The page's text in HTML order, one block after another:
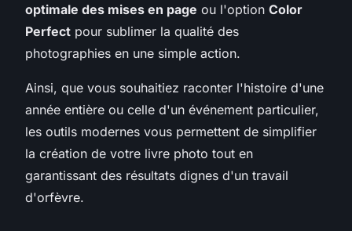
optimale des mises en page ou l'option Color
Perfect pour sublimer la qualité des
photographies en une simple action.
Ainsi, que vous souhaitiez raconter l'histoire d'une
année entière ou celle d'un événement particulier,
les outils modernes vous permettent de simplifier
la création de votre livre photo tout en
garantissant des résultats dignes d'un travail
d'orfèvre.